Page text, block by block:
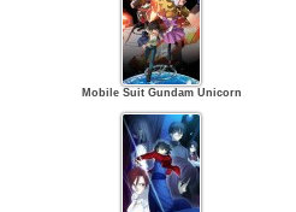
Mobile Suit Gundam Unicorn